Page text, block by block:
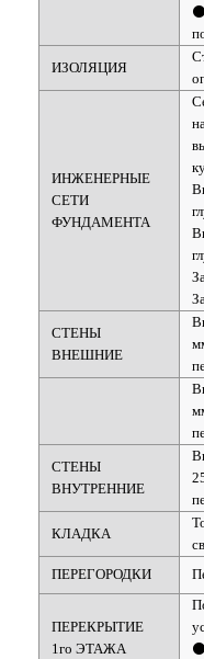
ИЗОЛЯЦИЯ
ИНЖЕНЕРНЫЕ
СЕТИ
ФУНДАМЕНТА
СТЕНЫ
ВНЕШНИЕ
СТЕНЫ
ВНУТРЕННИЕ
КЛАДКА
ПЕРЕГОРОДКИ
ПЕРЕКРЫТИЕ
1го ЭТАЖА